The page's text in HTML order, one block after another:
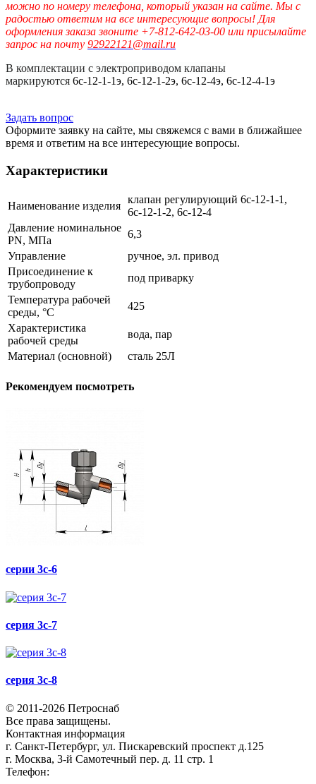
можно по номеру телефона, который указан на сайте. Мы с
радостью ответим на все интересующие вопросы! Для
оформления заказа звоните +7-812-642-03-00 или присылайте
запрос на почту 92922121@mail.ru
В комплектации с электроприводом клапаны
маркируются 6с-12-1-1э, 6с-12-1-2э, 6с-12-4э, 6с-12-4-1э
Задать вопрос
Оформите заявку на сайте, мы свяжемся с вами в ближайшее
время и ответим на все интересующие вопросы.
Характеристики
Наименование изделия
клапан регулирующий 6с-12-1-1,
6с-12-1-2, 6с-12-4
Давление номинальное
PN, МПа
6,3
Управление
ручное, эл. привод
Присоединение к
трубопроводу
под приварку
Температура рабочей
среды, °С
425
Характеристика
рабочей среды
вода, пар
Материал (основной)
сталь 25Л
Рекомендуем посмотреть
серии 3с-6
серия 3с-7
серия 3с-8
© 2011-2026 Петроснаб
Все права защищены.
Контактная информация
г. Санкт-Петербург, ул. Пискаревский проспект д.125
г. Москва, 3-й Самотечный пер. д. 11 стр. 1
Телефон: